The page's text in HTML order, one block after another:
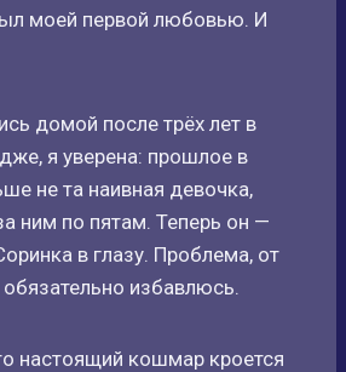
моей первой любовью. И
домой после трёх лет в
я уверена: прошлое в
не та наивная девочка,
ним по пятам. Теперь он —
в глазу. Проблема, от
избавлюсь.
настоящий кошмар кроется